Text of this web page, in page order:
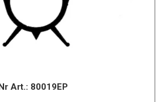
Art.: 80019EP